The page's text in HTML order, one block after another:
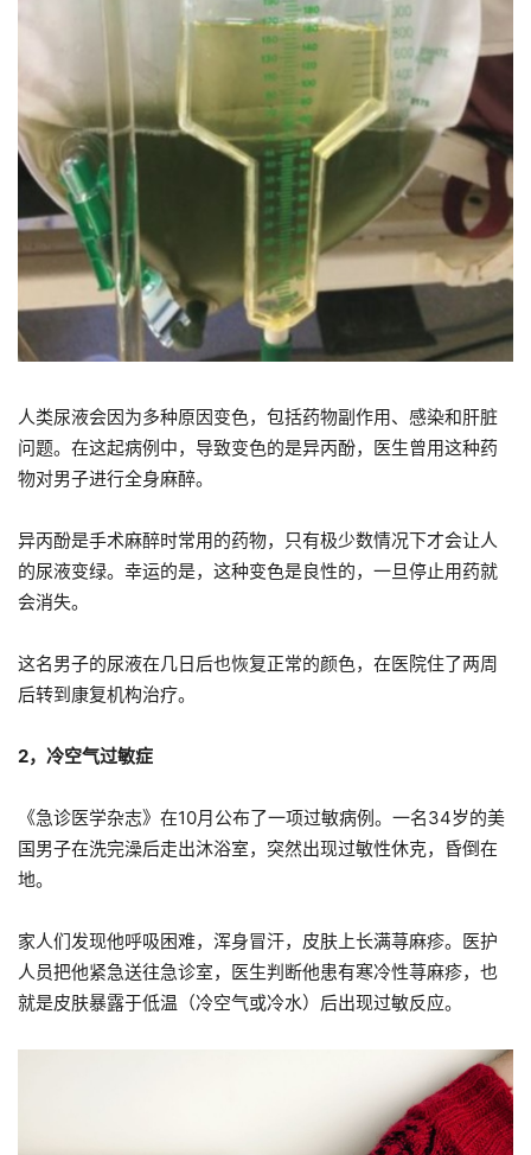
人类尿液会因为多种原因变色，包括药物副作用、感染和肝脏
问题。在这起病例中，导致变色的是异丙酚，医生曾用这种药
物对男子进行全身麻醉。
异丙酚是手术麻醉时常用的药物，只有极少数情况下才会让人
的尿液变绿。幸运的是，这种变色是良性的，一旦停止用药就
会消失。
这名男子的尿液在几日后也恢复正常的颜色，在医院住了两周
后转到康复机构治疗。
2，冷空气过敏症
《急诊医学杂志》在10月公布了一项过敏病例。一名34岁的美
国男子在洗完澡后走出沐浴室，突然出现过敏性休克，昏倒在
地。
家人们发现他呼吸困难，浑身冒汗，皮肤上长满荨麻疹。医护
人员把他紧急送往急诊室，医生判断他患有寒冷性荨麻疹，也
就是皮肤暴露于低温（冷空气或冷水）后出现过敏反应。